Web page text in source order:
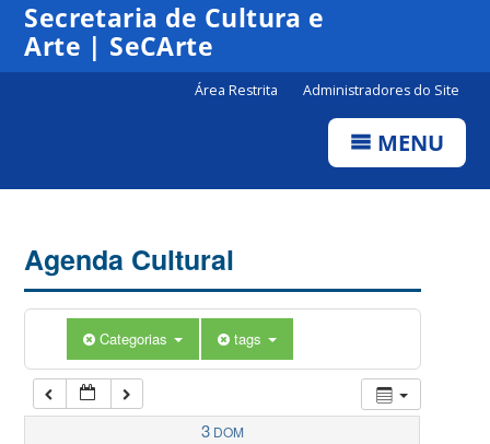
Secretaria de Cultura e
Arte | SeCArte
Área Restrita Administradores do Site
MENU
Agenda Cultural
Categorias tags
3 DOM